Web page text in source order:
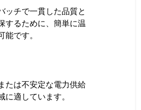
ッチで一貫した品質と
するために、簡単に温
能です。
たは不安定な電力供給
に適しています。